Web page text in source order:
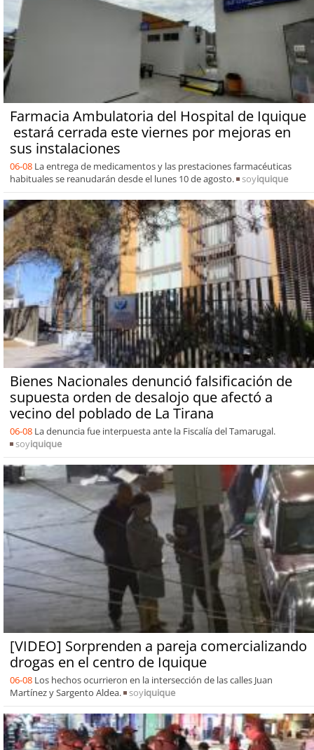
Farmacia Ambulatoria del Hospital de Iquique
estará cerrada este viernes por mejoras en
sus instalaciones
06-08 La entrega de medicamentos y las prestaciones farmacéuticas
habituales se reanudarán desde el lunes 10 de agosto.
soyiquique
Bienes Nacionales denunció falsificación de
supuesta orden de desalojo que afectó a
vecino del poblado de La Tirana
06-08 La denuncia fue interpuesta ante la Fiscalía del Tamarugal.
soyiquique
[VIDEO] Sorprenden a pareja comercializando
drogas en el centro de Iquique
06-08 Los hechos ocurrieron en la intersección de las calles Juan
Martínez y Sargento Aldea.
soyiquique